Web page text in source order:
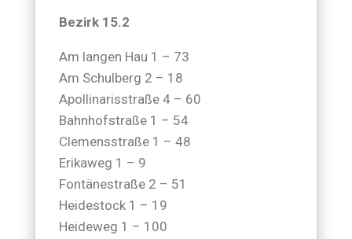
Bezirk 15.2
Am langen Hau 1 – 73
Am Schulberg 2 – 18
Apollinarisstraße 4 – 60
Bahnhofstraße 1 – 54
Clemensstraße 1 – 48
Erikaweg 1 – 9
Fontänestraße 2 – 51
Heidestock 1 – 19
Heideweg 1 – 100